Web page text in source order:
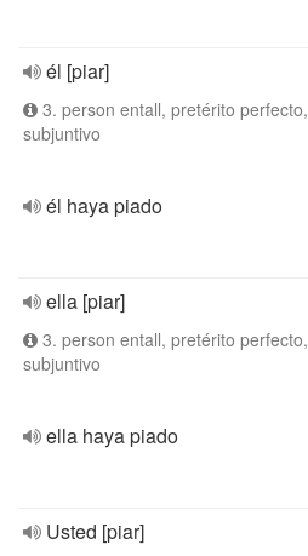
él [piar]
3. person entall, pretérito perfecto,
subjuntivo
él haya piado
ella [piar]
3. person entall, pretérito perfecto,
subjuntivo
ella haya piado
Usted [piar]